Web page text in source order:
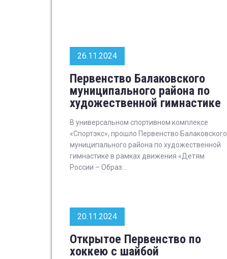
26.11.2024
Первенство Балаковского
муниципального района по
художественной гимнастике
В универсальном спортивном комплексе
«Спортэкс», прошло Первенство Балаковского
муниципального района по художественной
гимнастике в рамках движения «Детям
России – Образ...
20.11.2024
Открытое Первенство по
хоккею с шайбой